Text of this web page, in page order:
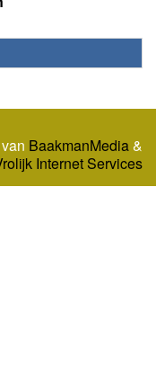
BaakmanMedia&
Internet Services